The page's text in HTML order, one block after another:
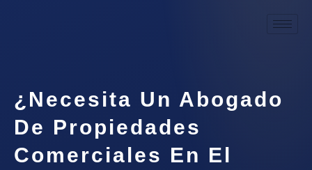
¿Necesita Un Abogado
De Propiedades
Comerciales En El